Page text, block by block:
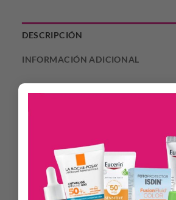
DESCRIPCIÓN
INFORMACIÓN ADICIONAL
Kosten (him) es una fragancia de diseño
agreste. Evoca la atmósfera de libertad
Notas de salida: Nerolí – Cedrón –
Notas de corazón: Cedro – Oud – Lenga.
Notas de fondo: Sándalo – Lándalo –
Modo de Uso.